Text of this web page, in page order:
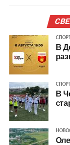
СПОРТ
В
СПОРТ
В